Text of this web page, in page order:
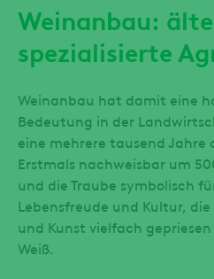
Weinanbau:
spezialisierte
Weinanbau hat damit eine
Bedeutung in der
eine mehrere tausend Jahre
Erstmals nachweisbar um
und die Traube symbolisch
Lebensfreude und Kultur,
und Kunst vielfach
Weiß.